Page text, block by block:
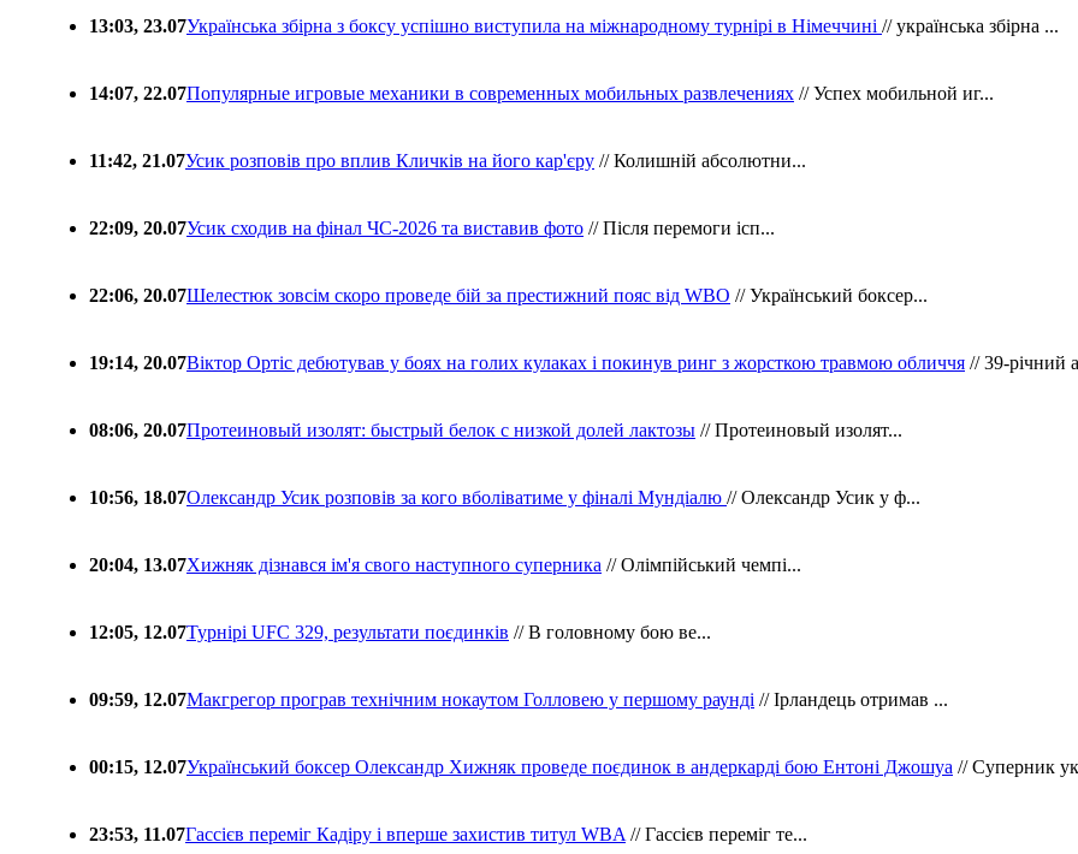
13:03, 23.07Українська збірна з боксу успішно виступила на міжнародному турнірі в Німеччині // українська збірна ...
14:07, 22.07Популярные игровые механики в современных мобильных развлечениях // Успех мобильной иг...
11:42, 21.07Усик розповів про вплив Кличків на його кар'єру // Колишній абсолютни...
22:09, 20.07Усик сходив на фінал ЧС-2026 та виставив фото // Після перемоги ісп...
22:06, 20.07Шелестюк зовсім скоро проведе бій за престижний пояс від WBO // Український боксер...
19:14, 20.07Віктор Ортіс дебютував у боях на голих кулаках і покинув ринг з жорсткою травмою обличчя // 39-річний
08:06, 20.07Протеиновый изолят: быстрый белок с низкой долей лактозы // Протеиновый изолят...
10:56, 18.07Олександр Усик розповів за кого вболіватиме у фіналі Мундіалю // Олександр Усик у ф...
20:04, 13.07Хижняк дізнався ім'я свого наступного суперника // Олімпійський чемпі...
12:05, 12.07Турнірі UFC 329, результати поєдинків // В головному бою ве...
09:59, 12.07Макгрегор програв технічним нокаутом Голловею у першому раунді // Ірландець отримав ...
00:15, 12.07Український боксер Олександр Хижняк проведе поєдинок в андеркарді бою Ентоні Джошуа // Суперник
23:53, 11.07Гассієв переміг Кадіру і вперше захистив титул WBA // Гассієв переміг те...